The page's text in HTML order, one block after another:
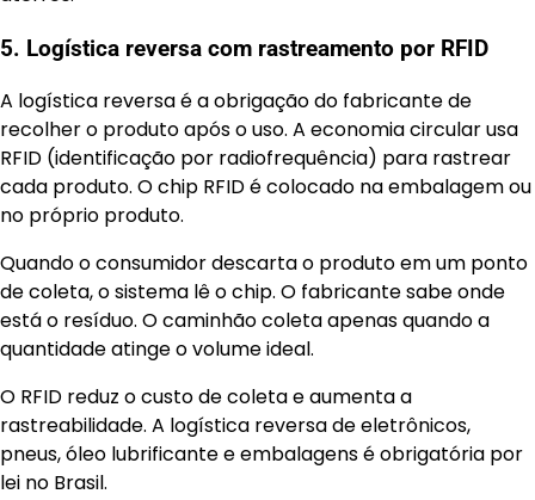
5. Logística reversa com rastreamento por RFID
A logística reversa é a obrigação do fabricante de
recolher o produto após o uso. A economia circular usa
RFID (identificação por radiofrequência) para rastrear
cada produto. O chip RFID é colocado na embalagem ou
no próprio produto.
Quando o consumidor descarta o produto em um ponto
de coleta, o sistema lê o chip. O fabricante sabe onde
está o resíduo. O caminhão coleta apenas quando a
quantidade atinge o volume ideal.
O RFID reduz o custo de coleta e aumenta a
rastreabilidade. A logística reversa de eletrônicos,
pneus, óleo lubrificante e embalagens é obrigatória por
lei no Brasil.